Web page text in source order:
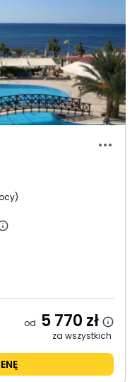
)
od 5 770 zł
za wszystkich